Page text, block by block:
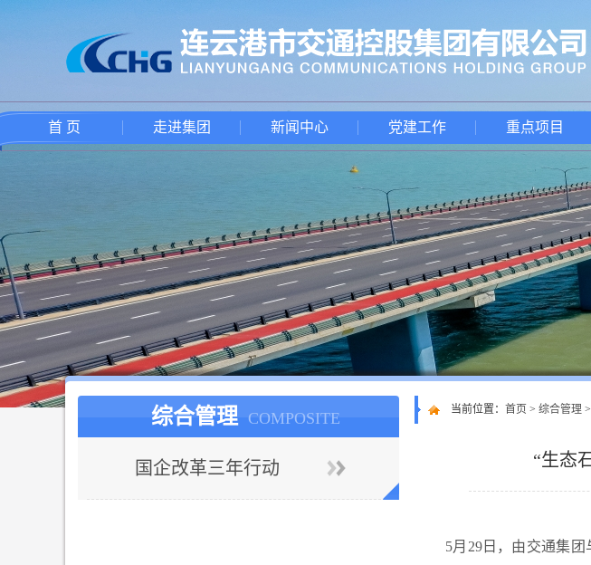
首 页 走进集团 新闻中心 党建工作 重点项目
综合管理 COMPOSITE
国企改革三年行动
当前位置： 首页 > 综合管理 >
“生态
5月29日，由交通集